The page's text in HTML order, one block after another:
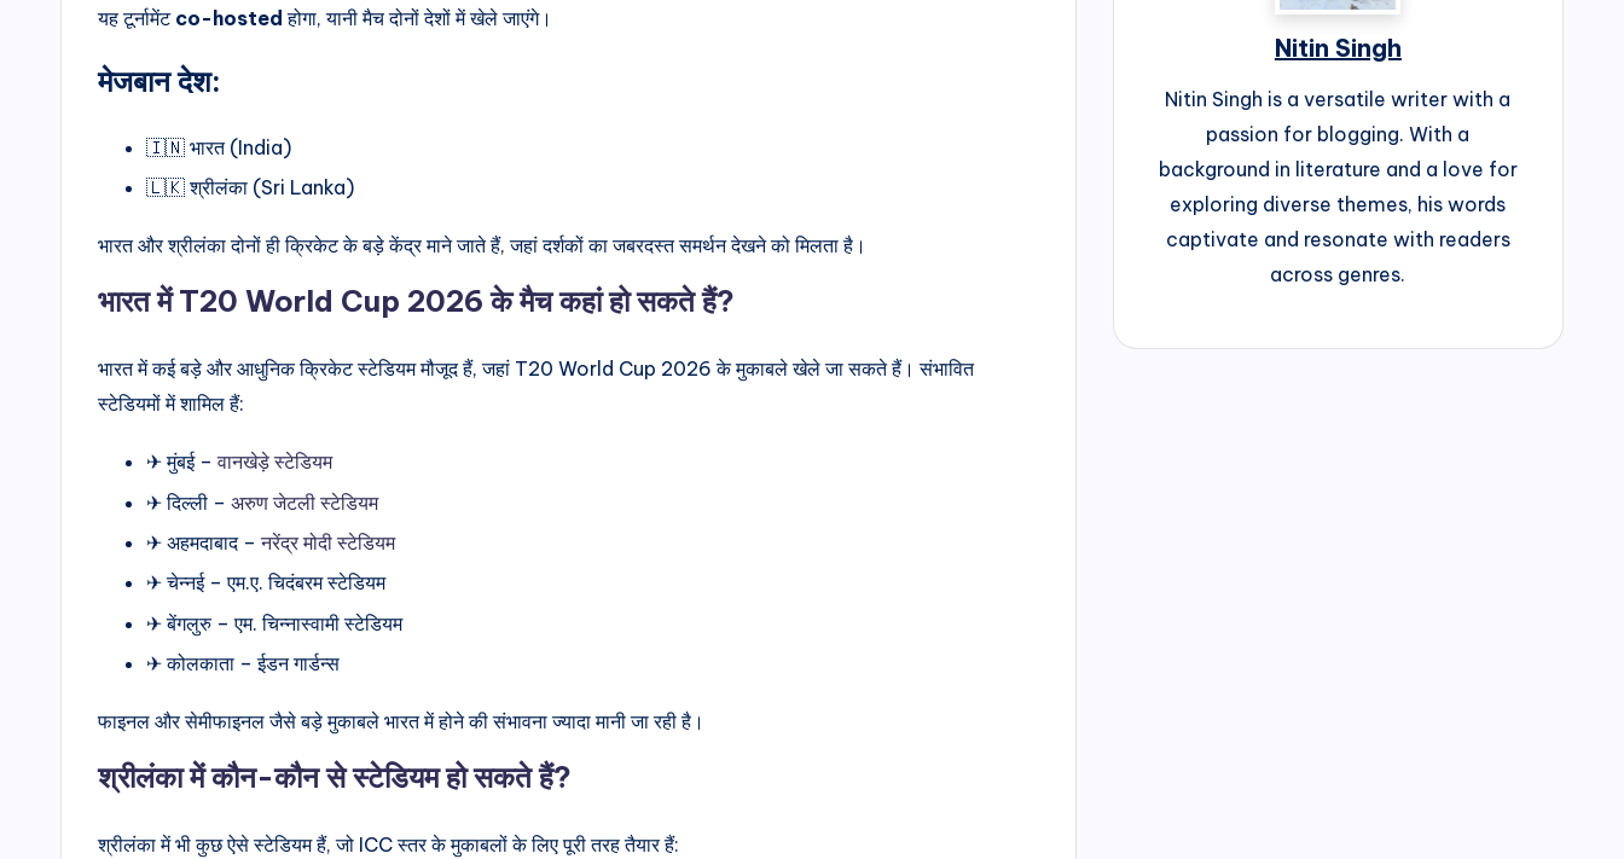
यह टूर्नामेंट co-hosted होगा, यानी मैच दोनों देशों में खेले जाएंगे।
मेजबान देश:
🇮🇳 भारत (India)
🇱🇰 श्रीलंका (Sri Lanka)
भारत और श्रीलंका दोनों ही क्रिकेट के बड़े केंद्र माने जाते हैं, जहां दर्शकों का जबरदस्त समर्थन देखने को मिलता है।
भारत में T20 World Cup 2026 के मैच कहां हो सकते हैं?
भारत में कई बड़े और आधुनिक क्रिकेट स्टेडियम मौजूद हैं, जहां T20 World Cup 2026 के मुकाबले खेले जा सकते हैं। संभावित
स्टेडियमों में शामिल हैं:
✈ मुंबई –वानखेड़े स्टेडियम
✈ दिल्ली – अरुण जेटली स्टेडियम
✈ अहमदाबाद – नरेंद्र मोदी स्टेडियम
✈ चेन्नई – एम.ए. चिदंबरम स्टेडियम
✈ बेंगलुरु – एम. चिन्नास्वामी स्टेडियम
✈ कोलकाता – ईडन गार्डन्स
फाइनल और सेमीफाइनल जैसे बड़े मुकाबले भारत में होने की संभावना ज्यादा मानी जा रही है।
श्रीलंका में कौन-कौन से स्टेडियम हो सकते हैं?
श्रीलंका में भी कुछ ऐसे स्टेडियम हैं, जो ICC स्तर के मुकाबलों के लिए पूरी तरह तैयार हैं:
Nitin Singh
Nitin Singh is a versatile writer with a
passion for blogging. With a
background in literature and a love for
exploring diverse themes, his words
captivate and resonate with readers
across genres.